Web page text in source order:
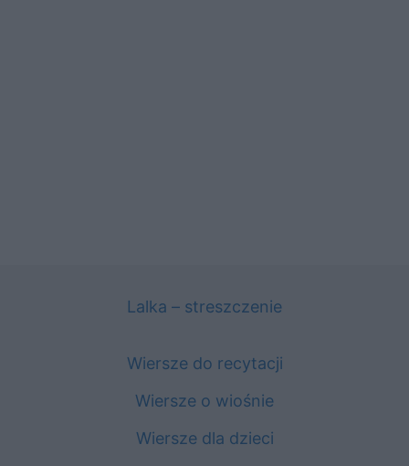
Lalka – streszczenie
Wiersze do recytacji
Wiersze o wiośnie
Wiersze dla dzieci